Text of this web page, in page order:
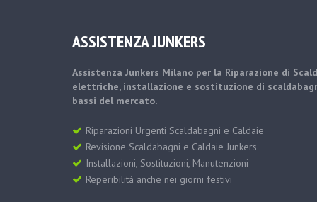
ASSISTENZA JUNKERS
Assistenza Junkers Milano per la Riparazione di
elettriche, installazione e sostituzione di
bassi del mercato.
Riparazioni Urgenti Scaldabagni e Caldaie
Revisione Scaldabagni e Caldaie Junkers
Installazioni, Sostituzioni, Manutenzioni
Reperibilità anche nei giorni festivi